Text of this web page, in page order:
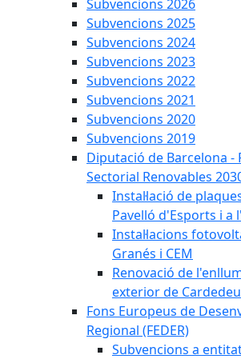
Subvencions 2026
Subvencions 2025
Subvencions 2024
Subvencions 2023
Subvencions 2022
Subvencions 2021
Subvencions 2020
Subvencions 2019
Diputació de Barcelona -
Sectorial Renovables
Instal·lació de
Pavelló d'Esports i a
Instal·lacions
Granés i CEM
Renovació de
exterior de Cardedeu
Fons Europeus de
Regional (FEDER)
Subvencions a